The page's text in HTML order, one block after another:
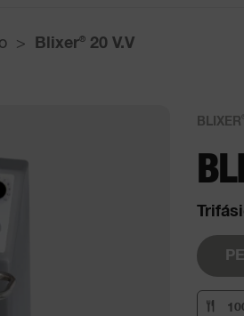
Blixer® 20 V.V
BLIXER